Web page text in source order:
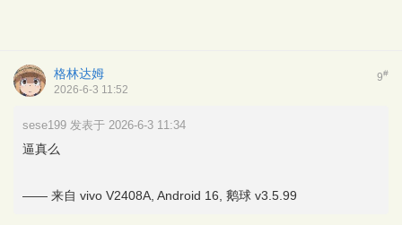
9#
格林达姆
2026-6-3 11:52
sese199 发表于 2026-6-3 11:34
逼真么
—— 来自 vivo V2408A, Android 16, 鹅球 v3.5.99